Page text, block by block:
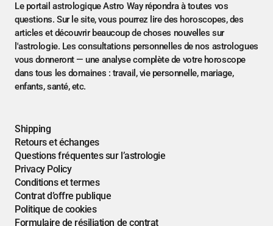
Le portail astrologique Astro Way répondra à toutes vos
questions. Sur le site, vous pourrez lire des horoscopes, des
articles et découvrir beaucoup de choses nouvelles sur
l'astrologie. Les consultations personnelles de nos astrologues
vous donneront — une analyse complète de votre horoscope
dans tous les domaines : travail, vie personnelle, mariage,
enfants, santé, etc.
Shipping
Retours et échanges
Questions fréquentes sur l’astrologie
Privacy Policy
Conditions et termes
Contrat d’offre publique
Politique de cookies
Formulaire de résiliation de contrat